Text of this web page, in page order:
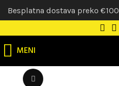
MENI
Besplatna dostava preko €100